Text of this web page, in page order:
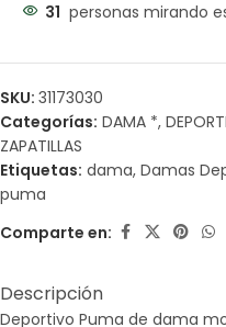
31 personas mirando
SKU: 31173030
Categorías: DAMA *,
ZAPATILLAS
Etiquetas: dama, Damas
puma
Comparte en:
Descripción
Deportivo Puma de dama